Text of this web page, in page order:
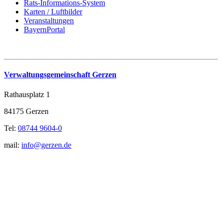
Rats-Informations-System
Karten / Luftbilder
Veranstaltungen
BayernPortal
Verwaltungsgemeinschaft Gerzen
Rathausplatz 1
84175 Gerzen
Tel: 08744 9604-0
mail: info@gerzen.de